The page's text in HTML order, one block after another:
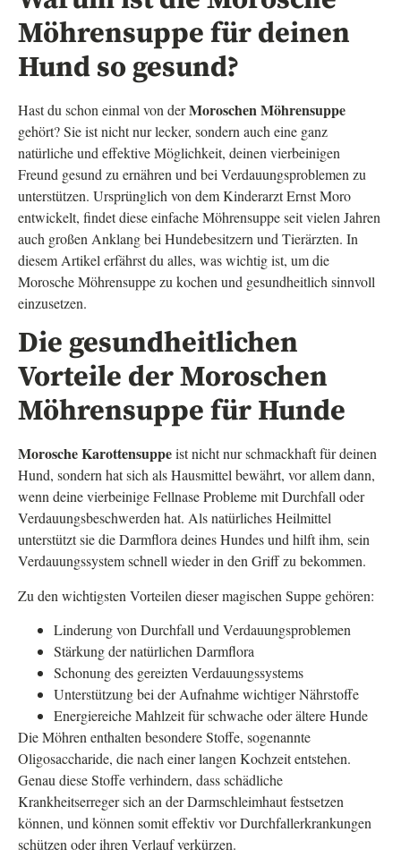
Möhrensuppe für deinen
Hund so gesund?
Hast du schon einmal von derMoroschen Möhrensuppe
gehört? Sie ist nicht nur lecker, sondern auch eine ganz
natürliche und effektive Möglichkeit, deinen vierbeinigen
Freund gesund zu ernähren und bei Verdauungsproblemen zu
unterstützen. Ursprünglich von dem Kinderarzt Ernst Moro
entwickelt, findet diese einfache Möhrensuppe seit vielen Jahren
auch großen Anklang bei Hundebesitzern und Tierärzten. In
diesem Artikel erfährst du alles, was wichtig ist, um die
Morosche Möhrensuppe zu kochen und gesundheitlich sinnvoll
einzusetzen.
Die gesundheitlichen
Vorteile der Moroschen
Möhrensuppe für Hunde
Morosche Karottensuppeist nicht nur schmackhaft für deinen
Hund, sondern hat sich als Hausmittel bewährt, vor allem dann,
wenn deine vierbeinige Fellnase Probleme mit Durchfall oder
Verdauungsbeschwerden hat. Als natürliches Heilmittel
unterstützt sie die Darmflora deines Hundes und hilft ihm, sein
Verdauungssystem schnell wieder in den Griff zu bekommen.
Zu den wichtigsten Vorteilen dieser magischen Suppe gehören:
Linderung von Durchfall und Verdauungsproblemen
Stärkung der natürlichen Darmflora
Schonung des gereizten Verdauungssystems
Unterstützung bei der Aufnahme wichtiger Nährstoffe
Energiereiche Mahlzeit für schwache oder ältere Hunde
Die Möhren enthalten besondere Stoffe, sogenannte
Oligosaccharide, die nach einer langen Kochzeit entstehen.
Genau diese Stoffe verhindern, dass schädliche
Krankheitserreger sich an der Darmschleimhaut festsetzen
können, und können somit effektiv vor Durchfallerkrankungen
schützen oder ihren Verlauf verkürzen.